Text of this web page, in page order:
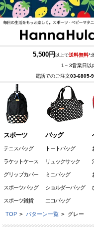
5,500円 以上で送料無料*
1～3営業日以
電話でのご注文03-6805-
スポーツ
テニスバッグ
ラケットケース
グリップカバー
スポーツバッグ
スポーツ雑貨
バッグ
トートバッグ
リュックサック
ミニバッグ
ショルダーバッグ
エコバッグ
TOP > パターン一覧 > グレー